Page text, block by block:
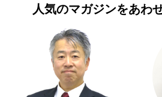
人気のマガジンをあわ